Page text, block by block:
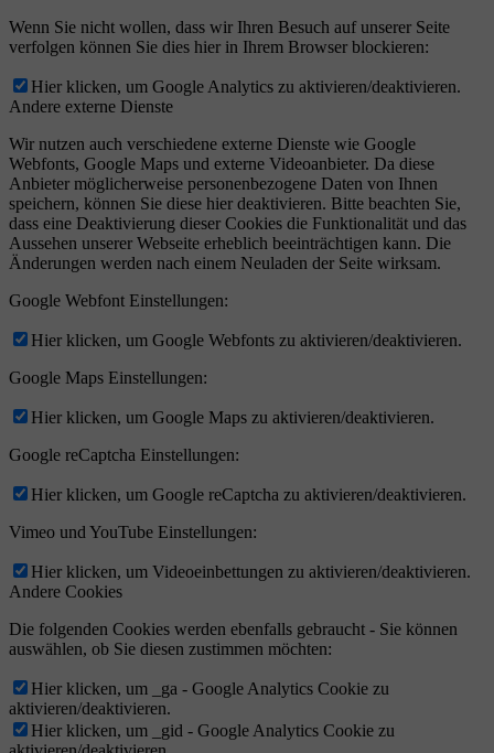
Wenn Sie nicht wollen, dass wir Ihren Besuch auf unserer Seite
verfolgen können Sie dies hier in Ihrem Browser blockieren:
Hier klicken, um Google Analytics zu aktivieren/deaktivieren.
Andere externe Dienste
Wir nutzen auch verschiedene externe Dienste wie Google
Webfonts, Google Maps und externe Videoanbieter. Da diese
Anbieter möglicherweise personenbezogene Daten von Ihnen
speichern, können Sie diese hier deaktivieren. Bitte beachten Sie,
dass eine Deaktivierung dieser Cookies die Funktionalität und das
Aussehen unserer Webseite erheblich beeinträchtigen kann. Die
Änderungen werden nach einem Neuladen der Seite wirksam.
Google Webfont Einstellungen:
Hier klicken, um Google Webfonts zu aktivieren/deaktivieren.
Google Maps Einstellungen:
Hier klicken, um Google Maps zu aktivieren/deaktivieren.
Google reCaptcha Einstellungen:
Hier klicken, um Google reCaptcha zu aktivieren/deaktivieren.
Vimeo und YouTube Einstellungen:
Hier klicken, um Videoeinbettungen zu aktivieren/deaktivieren.
Andere Cookies
Die folgenden Cookies werden ebenfalls gebraucht - Sie können
auswählen, ob Sie diesen zustimmen möchten:
Hier klicken, um _ga - Google Analytics Cookie zu
aktivieren/deaktivieren.
Hier klicken, um _gid - Google Analytics Cookie zu